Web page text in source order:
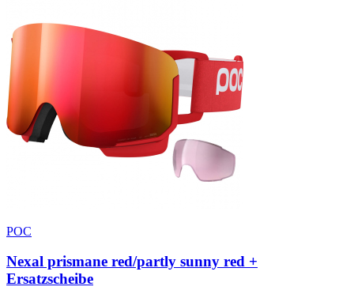
POC
Nexal prismane red/partly sunny red +
Ersatzscheibe